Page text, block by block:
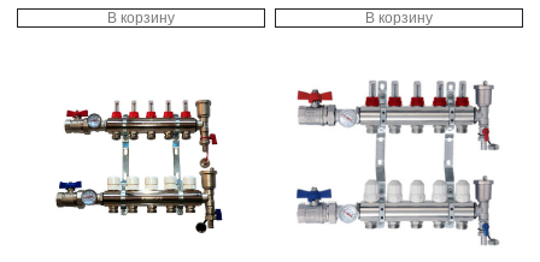
В корзину В корзину